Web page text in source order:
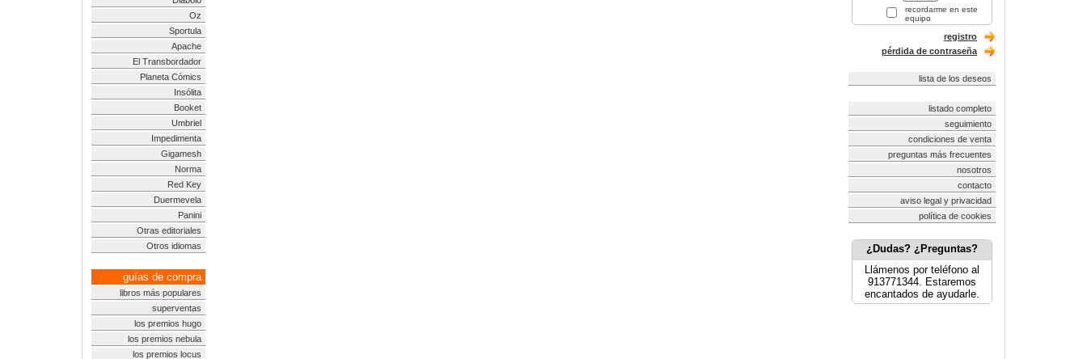
Oz
Sportula
Apache
El Transbordador
Planeta Cómics
Insólita
Booket
Umbriel
Impedimenta
Gigamesh
Norma
Red Key
Duermevela
Panini
Otras editoriales
Otros idiomas
guías de compra
libros más populares
superventas
los premios hugo
los premios nebula
los premios locus
recordarme en este
equipo
registro
pérdida de contraseña
lista de los deseos
listado completo
seguimiento
condiciones de venta
preguntas más frecuentes
nosotros
contacto
aviso legal y privacidad
política de cookies
¿Dudas? ¿Preguntas?
Llámenos por teléfono al
913771344. Estaremos
encantados de ayudarle.